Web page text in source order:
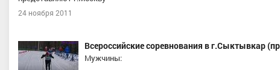
24 ноября 2011
Всероссийские соревнования в г.Сыктывкар
Мужчины: